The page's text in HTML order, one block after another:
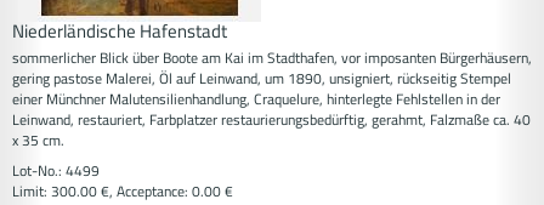
Niederländische Hafenstadt
sommerlicher Blick über Boote am Kai im Stadthafen, vor imposanten Bürgerhäusern,
gering pastose Malerei, Öl auf Leinwand, um 1890, unsigniert, rückseitig Stempel
einer Münchner Malutensilienhandlung, Craquelure, hinterlegte Fehlstellen in der
Leinwand, restauriert, Farbplatzer restaurierungsbedürftig, gerahmt, Falzmaße ca. 40
x 35 cm.
Lot-No.: 4499
Limit: 300.00 €, Acceptance: 0.00 €